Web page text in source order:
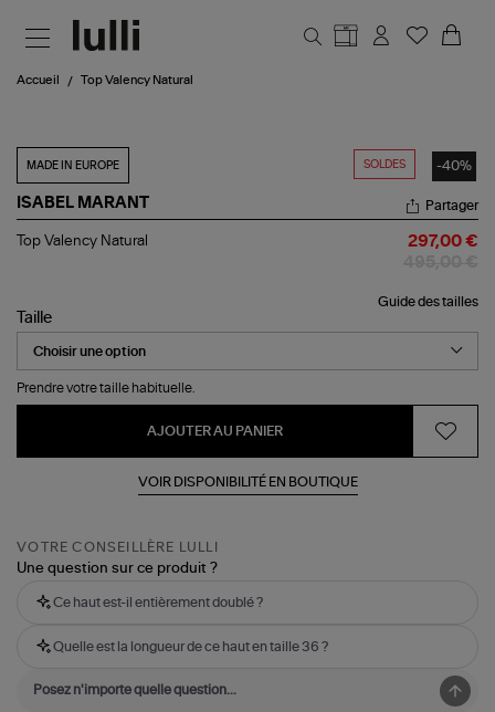
Accueil Top Valency Natural
SOLDES -40%
MADE IN EUROPE
ISABEL MARANT
Top
Partager
Top Valency Natural 297,00 €
Guide des tailles
Taille
Prendre votre taille habituelle.
AJOUTER AU PANIER
VOIR DISPONIBILITÉ EN BOUTIQUE
VOTRE CONSEILLÈRE LULLI
Une question sur ce produit ?
Ce haut est-il entièrement doublé ?
Quelle est la longueur de ce haut en taille 36 ?